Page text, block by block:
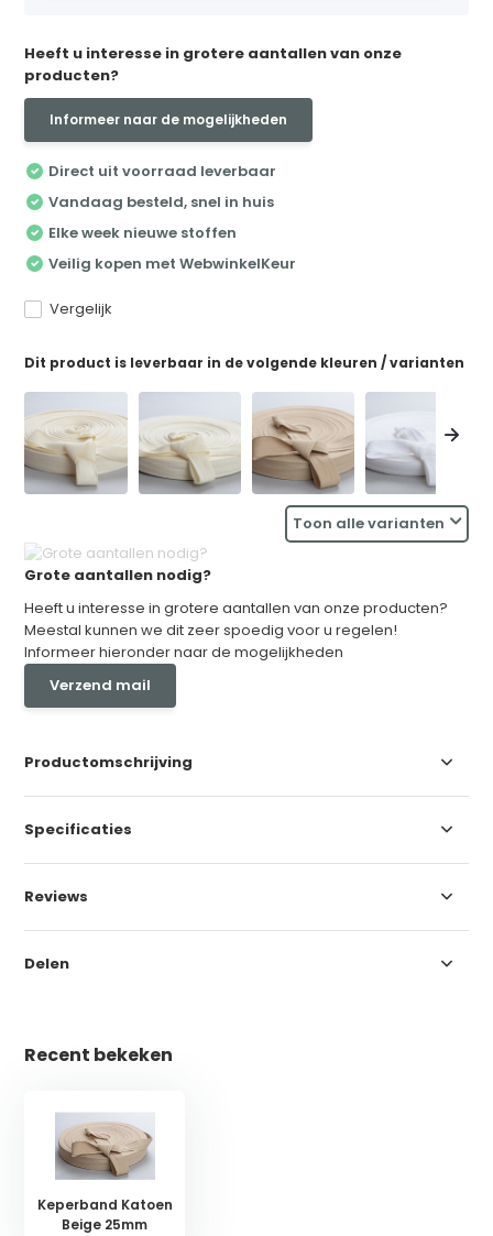
Heeft u interesse in grotere aantallen van onze
producten?
Informeer naar de mogelijkheden
Direct uit voorraad leverbaar
Vandaag besteld, snel in huis
Elke week nieuwe stoffen
Veilig kopen met WebwinkelKeur
Vergelijk
Dit product is leverbaar in de volgende kleuren / varianten
Toon alle varianten
Grote aantallen nodig?
Heeft u interesse in grotere aantallen van onze producten?
Meestal kunnen we dit zeer spoedig voor u regelen!
Informeer hieronder naar de mogelijkheden
Verzend mail
Productomschrijving
Specificaties
Reviews
Delen
Recent bekeken
Keperband Katoen
Beige 25mm